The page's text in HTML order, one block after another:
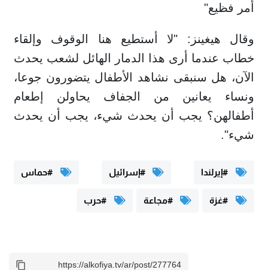
أمر فظيع"
وقال هيغينز: "لا أستطيع هنا الوقوف وإلقاء
خطاب عندما أرى هذا الدمار الهائل لشعب يحدث
الآن، هل سنبقى نشاهد الأطفال يتضورون جوعا،
ونساء يعانين من الجفاف يحاولن إطعام
أطفالهن؟ يجب أن يحدث شيء، يجب أن يحدث
شيء".
#إيرلندا #إسرائيل #حماس
#غزة #مجاعة #حرب